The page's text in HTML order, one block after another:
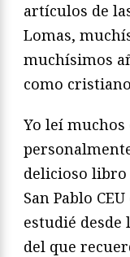
artículos de
Lomas,
muchísimos
como
Yo leí muchos
delicioso
San Pablo
estudié desde
del que